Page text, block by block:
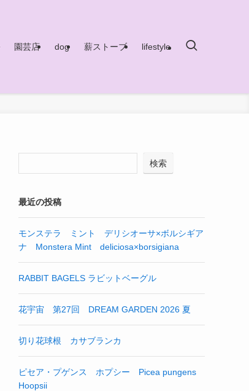
園芸店 dog 薪ストーブ lifestyle
検索
最近の投稿
モンステラ ミント デリシオーサ×ボルシギア
ナ Monstera Mint deliciosa×borsigiana
RABBIT BAGELS ラビットベーグル
花宇宙 第27回 DREAM GARDEN 2026 夏
切り花球根 カサブランカ
ピセア・プゲンス ホプシー Picea pungens
Hoopsii